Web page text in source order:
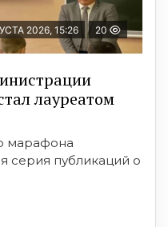
2026, 15:26 20
лауреатом
марафона
серия публикаций о